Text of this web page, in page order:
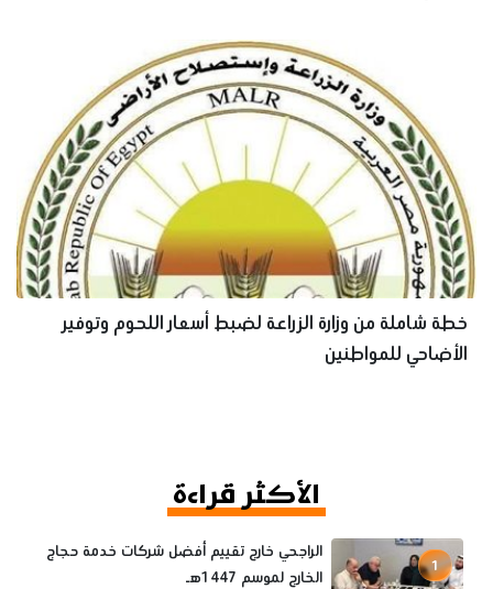
خطة شاملة من وزارة الزراعة لضبط أسعار اللحوم وتوفير
الأضاحي للمواطنين
الأكثر قراءة
1
الراجحي خارج تقييم أفضل شركات خدمة حجاج
الخارج لموسم 1447هـ